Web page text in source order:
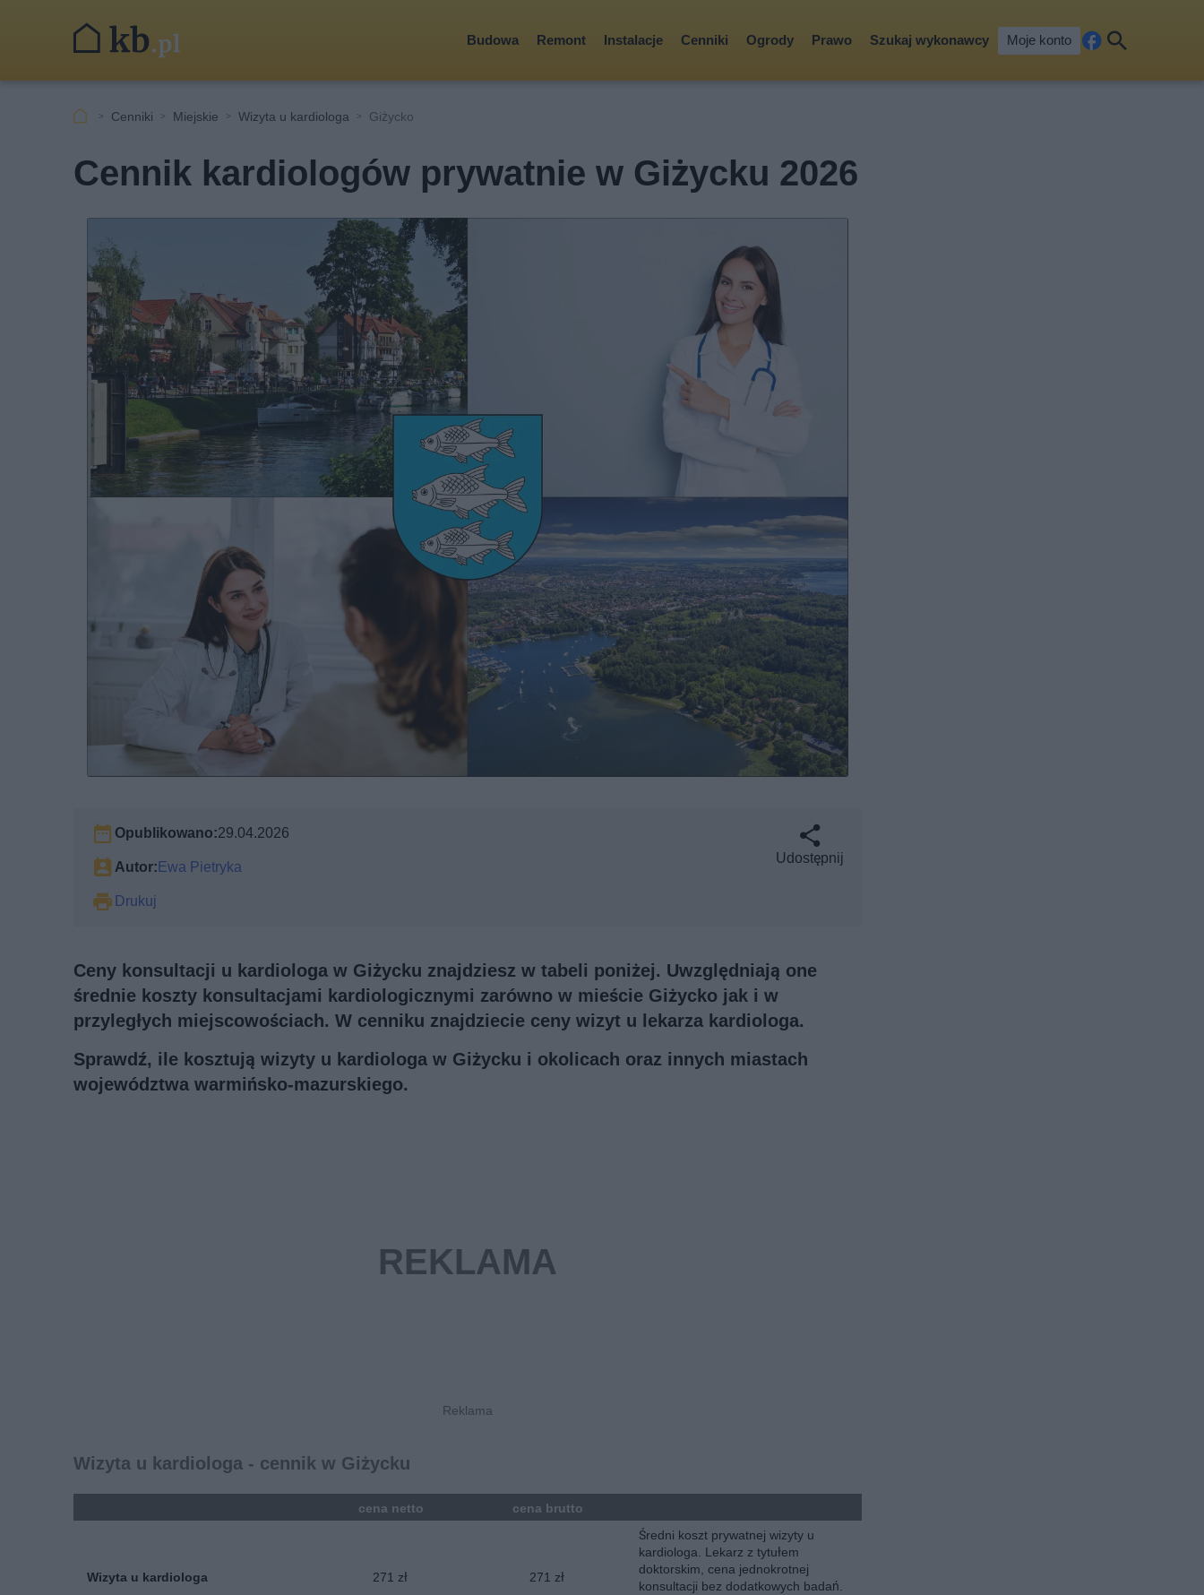
Budowa Remont Instalacje Cenniki Ogrody Prawo Szukaj wykonawcy Moje konto
cebkaj
Cenniki Miejskie Wizyta u kardiologa Giżycko
Cennik kardiologów prywatnie w Giżycku 2026
Opublikowano:29.04.2026
Autor: Ewa Pietryka
Drukuj
Udostępnij
Ceny konsultacji u kardiologa w Giżycku znajdziesz w tabeli poniżej. Uwzględniają one
średnie koszty konsultacjami kardiologicznymi zarówno w mieście Giżycko jak i w
przyległych miejscowościach. W cenniku znajdziecie ceny wizyt u lekarza kardiologa.
Sprawdź, ile kosztują wizyty u kardiologa w Giżycku i okolicach oraz innych miastach
województwa warmińsko-mazurskiego.
Wizyta u kardiologa - cennik w Giżycku
cena netto cena brutto
Wizyta u kardiologa 271 zł 271 zł
Średni koszt prywatnej wizyty u
kardiologa. Lekarz z tytułem
doktorskim, cena jednokrotnej
konsultacji bez dodatkowych badań.